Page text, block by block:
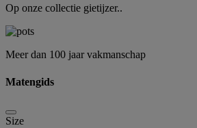
Op onze collectie gietijzer..
Meer dan 100 jaar vakmanschap
Matengids
Size